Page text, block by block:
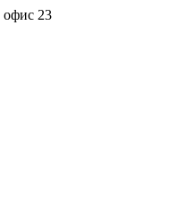
офис 23